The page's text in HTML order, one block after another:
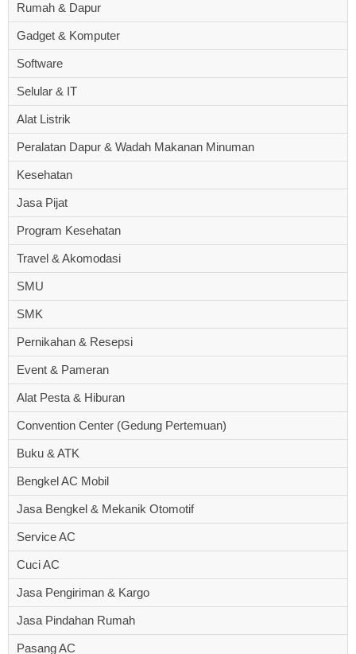
Rumah & Dapur
Gadget & Komputer
Software
Selular & IT
Alat Listrik
Peralatan Dapur & Wadah Makanan Minuman
Kesehatan
Jasa Pijat
Program Kesehatan
Travel & Akomodasi
SMU
SMK
Pernikahan & Resepsi
Event & Pameran
Alat Pesta & Hiburan
Convention Center (Gedung Pertemuan)
Buku & ATK
Bengkel AC Mobil
Jasa Bengkel & Mekanik Otomotif
Service AC
Cuci AC
Jasa Pengiriman & Kargo
Jasa Pindahan Rumah
Pasang AC